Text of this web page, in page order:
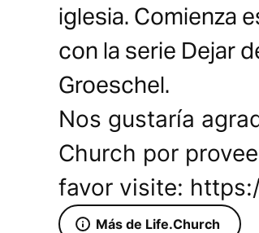
iglesia. Comienza
con la serie Dejar
Groeschel.
Nos gustaría
Church por
favor visite:
Más de Life.Church